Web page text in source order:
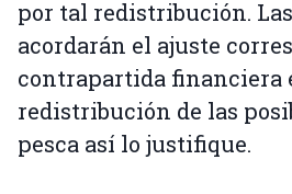
por tal redistribución.
acordarán el ajuste
contrapartida financiera
redistribución de las
pesca así lo justifique.